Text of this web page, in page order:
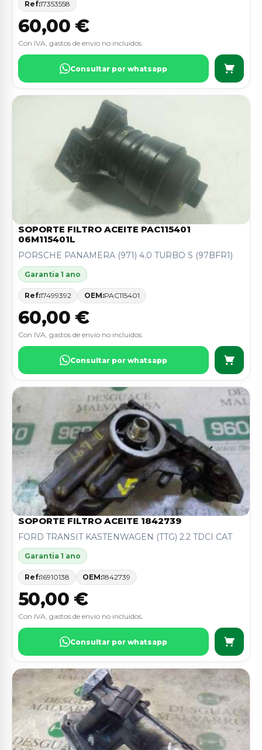
Ref:17353558
60,00 €
Con IVA, gastos de envio no incluidos.
Consultar por whatsapp
SOPORTE FILTRO ACEITE PAC115401
06M115401L
PORSCHE PANAMERA (971) 4.0 TURBO S (97BFR1)
Garantia 1 ano
Ref:17499392 OEM:PAC115401
60,00 €
Con IVA, gastos de envio no incluidos.
Consultar por whatsapp
SOPORTE FILTRO ACEITE 1842739
FORD TRANSIT KASTENWAGEN (TTG) 2.2 TDCI CAT
Garantia 1 ano
Ref:16910138 OEM:1842739
50,00 €
Con IVA, gastos de envio no incluidos.
Consultar por whatsapp